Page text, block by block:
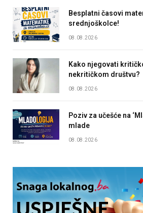
Besplatni časovi
srednjoškolce!
08.08.2026
Kako njegovati
nekritičkom društvu?
08.08.2026
Poziv za učešće na
mlade
08.08.2026